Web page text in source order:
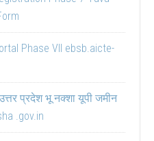
Phase VII ebsb.aicte-
प्रदेश भू नक्शा यूपी जमीन
.gov.in